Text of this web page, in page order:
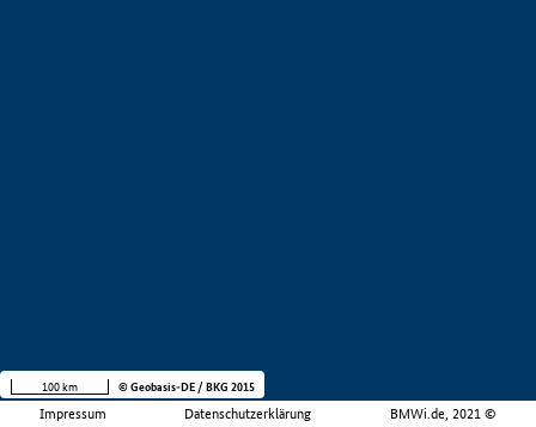
Impressum Datenschutzerklärung BMWi.de, 2021 ©
100 km © Geobasis-DE / BKG 2015